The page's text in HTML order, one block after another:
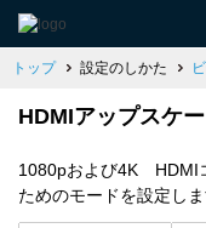
トップ 設定のしかた
HDMIアップスケ
1080pおよび4K HDMI
ためのモードを設定しま